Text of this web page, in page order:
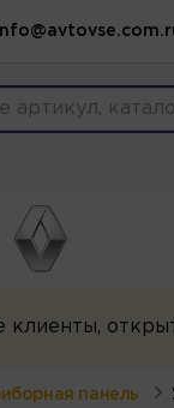
клиенты,
панель